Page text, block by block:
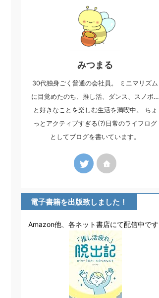
みつまる
30代独身ごく普通の会社員。 ミニマリズム
に目覚めたのち、推し活、ダンス、スノボ…
と好きなことを楽しむ生活を満喫中。 ちょ
っとアクティブすぎる(?)日常のライフログ
としてブログを書いています。
電子書籍を出版致しました！
Amazon他、各ネット書店にて配信中です